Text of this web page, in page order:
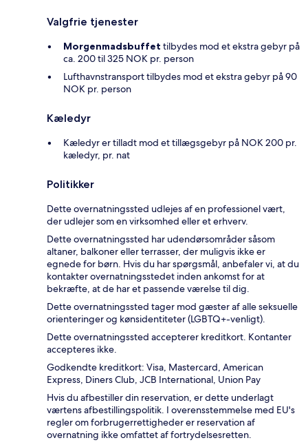
Valgfrie tjenester
Morgenmadsbuffet tilbydes mod et ekstra gebyr på
ca. 200 til 325 NOK pr. person
Lufthavnstransport tilbydes mod et ekstra gebyr på 90
NOK pr. person
Kæledyr
Kæledyr er tilladt mod et tillægsgebyr på NOK 200 pr.
kæledyr, pr. nat
Politikker
Dette overnatningssted udlejes af en professionel vært,
der udlejer som en virksomhed eller et erhverv.
Dette overnatningssted har udendørsområder såsom
altaner, balkoner eller terrasser, der muligvis ikke er
egnede for børn. Hvis du har spørgsmål, anbefaler vi, at du
kontakter overnatningsstedet inden ankomst for at
bekræfte, at de har et passende værelse til dig.
Dette overnatningssted tager mod gæster af alle seksuelle
orienteringer og kønsidentiteter (LGBTQ+-venligt).
Dette overnatningssted accepterer kreditkort. Kontanter
accepteres ikke.
Godkendte kreditkort: Visa, Mastercard, American
Express, Diners Club, JCB International, Union Pay
Hvis du afbestiller din reservation, er dette underlagt
værtens afbestillingspolitik. I overensstemmelse med EU's
regler om forbrugerrettigheder er reservation af
overnatning ikke omfattet af fortrydelsesretten.